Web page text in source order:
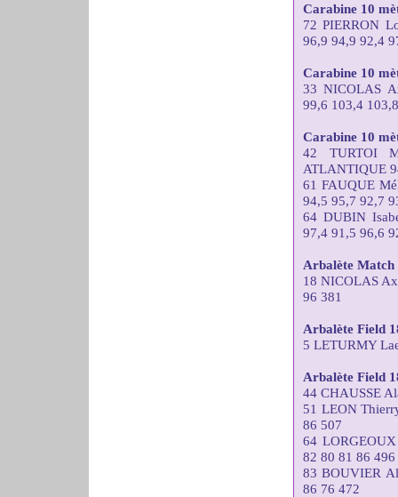
Carabine 10
72 PIERRON
96,9 94,9 92,4
Carabine 10
33 NICOLAS
99,6 103,4
Carabine 10
42 TURTOI
ATLANTIQUE
61 FAUQUE
94,5 95,7 92,7
64 DUBIN
97,4 91,5 96,6
Arbalète Match
18 NICOLAS
96 381
Arbalète Field
5 LETURMY
Arbalète Field
44 CHAUSSE
51 LEON
86 507
64
82 80 81 86 496
83 BOUVIER
86 76 472